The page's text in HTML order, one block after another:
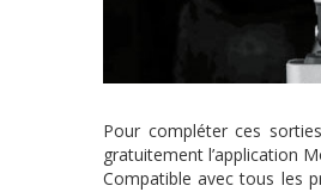
Pour compléter ces
gratuitement l’application
Compatible avec tous les